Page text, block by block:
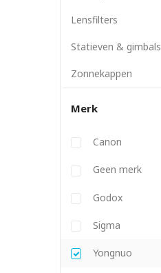
Lensfilters
Statieven & gimbals
Zonnekappen
Merk
Canon
Geen merk
Godox
Metz
Sigma
Yongnuo